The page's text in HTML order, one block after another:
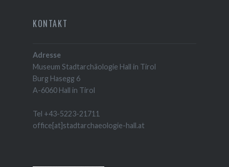
KONTAKT
Adresse
Museum Stadtarchäologie Hall in Tirol
Burg Hasegg 6
A-6060 Hall in Tirol
Tel +43-5223-21711
office[at]stadtarchaeologie-hall.at